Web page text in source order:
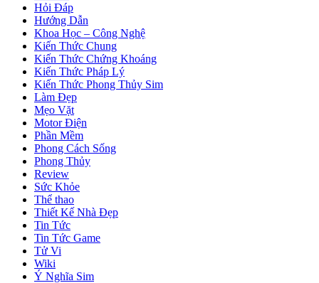
Hỏi Đáp
Hướng Dẫn
Khoa Học – Công Nghệ
Kiến Thức Chung
Kiến Thức Chứng Khoáng
Kiến Thức Pháp Lý
Kiến Thức Phong Thủy Sim
Làm Đẹp
Mẹo Vặt
Motor Điện
Phần Mềm
Phong Cách Sống
Phong Thủy
Review
Sức Khỏe
Thể thao
Thiết Kế Nhà Đẹp
Tin Tức
Tin Tức Game
Tử Vi
Wiki
Ý Nghĩa Sim